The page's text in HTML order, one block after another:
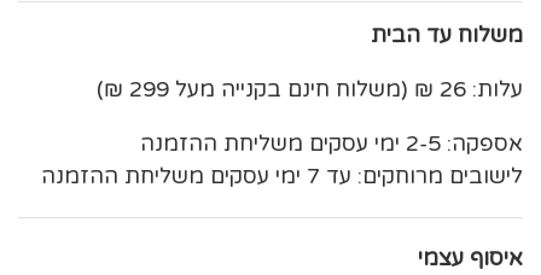
משלוח עד הבית
עלות: 26 ₪ (משלוח חינם בקנייה מעל 299 ₪)
אספקה: 2-5 ימי עסקים משליחת ההזמנה
לישובים מרוחקים: עד 7 ימי עסקים משליחת ההזמנה
איסוף עצמי